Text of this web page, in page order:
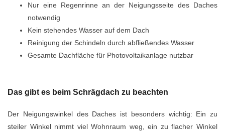
Nur eine Regenrinne an der Neigungsseite des Daches
notwendig
Kein stehendes Wasser auf dem Dach
Reinigung der Schindeln durch abfließendes Wasser
Gesamte Dachfläche für Photovoltaikanlage nutzbar
Das gibt es beim Schrägdach zu beachten
Der Neigungswinkel des Daches ist besonders wichtig: Ein zu
steiler Winkel nimmt viel Wohnraum weg, ein zu flacher Winkel